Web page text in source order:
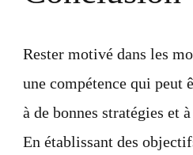
Rester motivé dans les
une compétence qui peut
à de bonnes stratégies et
En établissant des